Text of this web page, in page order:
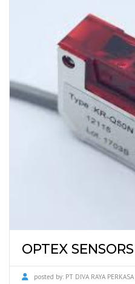
OPTEX
posted by: PT DIVA RAYA